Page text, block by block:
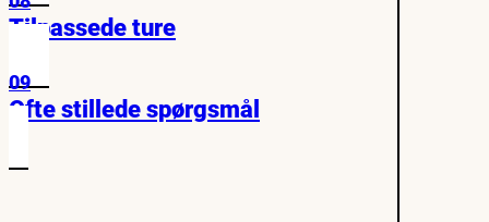
Tilpassede ture
09
Ofte stillede spørgsmål